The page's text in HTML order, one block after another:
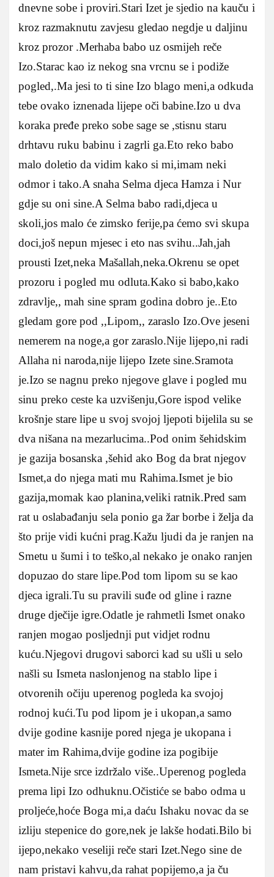
dnevne sobe i proviri.Stari Izet je sjedio na kauču i
kroz razmaknutu zavjesu gledao negdje u daljinu
kroz prozor .Merhaba babo uz osmijeh reče
Izo.Starac kao iz nekog sna vrcnu se i podiže
pogled,.Ma jesi to ti sine Izo blago meni,a odkuda
tebe ovako iznenada lijepe oči babine.Izo u dva
koraka pređe preko sobe sage se ,stisnu staru
drhtavu ruku babinu i zagrli ga.Eto reko babo
malo doletio da vidim kako si mi,imam neki
odmor i tako.A snaha Selma djeca Hamza i Nur
gdje su oni sine.A Selma babo radi,djeca u
skoli,jos malo će zimsko ferije,pa ćemo svi skupa
doci,još nepun mjesec i eto nas svihu..Jah,jah
prousti Izet,neka Mašallah,neka.Okrenu se opet
prozoru i pogled mu odluta.Kako si babo,kako
zdravlje,, mah sine spram godina dobro je..Eto
gledam gore pod ,,Lipom,, zaraslo Izo.Ove jeseni
nemerem na noge,a gor zaraslo.Nije lijepo,ni radi
Allaha ni naroda,nije lijepo Izete sine.Sramota
je.Izo se nagnu preko njegove glave i pogled mu
sinu preko ceste ka uzvišenju,Gore ispod velike
krošnje stare lipe u svoj svojoj ljepoti bijelila su se
dva nišana na mezarlucima..Pod onim šehidskim
je gazija bosanska ,šehid ako Bog da brat njegov
Ismet,a do njega mati mu Rahima.Ismet je bio
gazija,momak kao planina,veliki ratnik.Pred sam
rat u oslabađanju sela ponio ga žar borbe i želja da
što prije vidi kućni prag.Kažu ljudi da je ranjen na
Smetu u šumi i to teško,al nekako je onako ranjen
dopuzao do stare lipe.Pod tom lipom su se kao
djeca igrali.Tu su pravili suđe od gline i razne
druge dječije igre.Odatle je rahmetli Ismet onako
ranjen mogao posljednji put vidjet rodnu
kuću.Njegovi drugovi saborci kad su ušli u selo
našli su Ismeta naslonjenog na stablo lipe i
otvorenih očiju uperenog pogleda ka svojoj
rodnoj kući.Tu pod lipom je i ukopan,a samo
dvije godine kasnije pored njega je ukopana i
mater im Rahima,dvije godine iza pogibije
Ismeta.Nije srce izdržalo više..Uperenog pogleda
prema lipi Izo odhuknu.Očistiće se babo odma u
proljeće,hoće Boga mi,a daću Ishaku novac da se
izliju stepenice do gore,nek je lakše hodati.Bilo bi
ijepo,nekako veseliji reče stari Izet.Nego sine de
nam pristavi kahvu,da rahat popijemo,a ja ču